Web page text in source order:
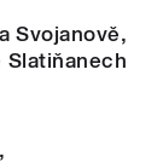
Svojanově,